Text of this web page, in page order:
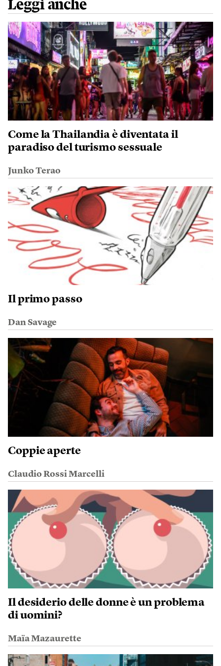
Leggi anche
Come la Thailandia è diventata il
paradiso del turismo sessuale
Junko Terao
Il primo passo
Dan Savage
Coppie aperte
Claudio Rossi Marcelli
Il desiderio delle donne è un problema
di uomini?
Maïa Mazaurette